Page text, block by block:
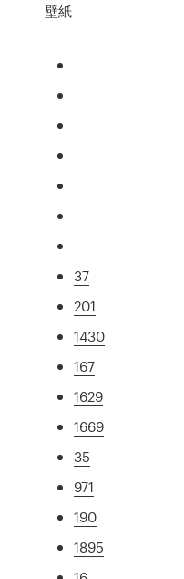
壁紙
37
201
1430
167
1629
1669
35
971
190
1895